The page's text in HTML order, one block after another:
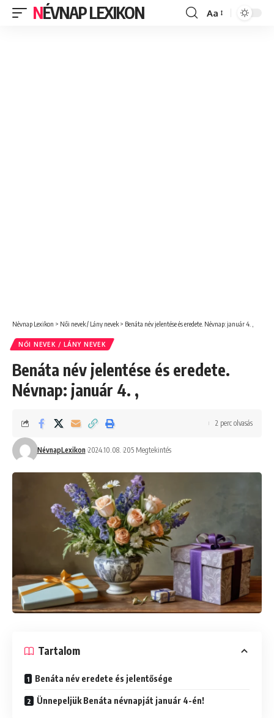
NÉVNAP LEXIKON
Font
Aa
Névnap Lexikon > Női nevek / Lány nevek > Benáta név jelentése és eredete. Névnap: január 4. ,
NŐI NEVEK / LÁNY NEVEK
Benáta név jelentése és eredete.
Névnap: január 4. ,
NévnapLexikon 2024.10.08. 205 Megtekintés
2 perc olvasás
Tartalom
Benáta név eredete és jelentősége
Ünnepeljük Benáta névnapját január 4-én!